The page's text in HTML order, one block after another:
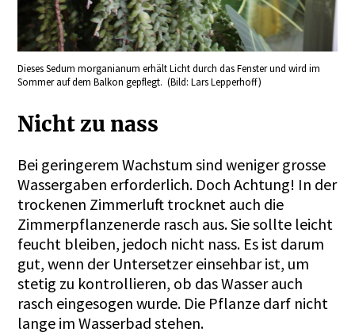
Dieses Sedum morganianum erhält Licht durch das Fenster und wird im
Sommer auf dem Balkon gepflegt. (Bild: Lars Lepperhoff)
Nicht zu nass
Bei geringerem Wachstum sind weniger grosse
Wassergaben erforderlich. Doch Achtung! In der
trockenen Zimmerluft trocknet auch die
Zimmerpflanzenerde rasch aus. Sie sollte leicht
feucht bleiben, jedoch nicht nass. Es ist darum
gut, wenn der Untersetzer einsehbar ist, um
stetig zu kontrollieren, ob das Wasser auch
rasch eingesogen wurde. Die Pflanze darf nicht
lange im Wasserbad stehen.